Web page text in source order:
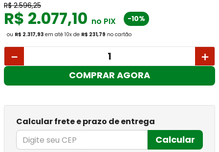
R$ 2.596,25
R$ 2.077,10 no PIX -10%
ou R$ 2.317,93 em até 10x de R$ 231,79 no cartão
＋
－
COMPRAR AGORA
Calcular frete e prazo de entrega
Calcular